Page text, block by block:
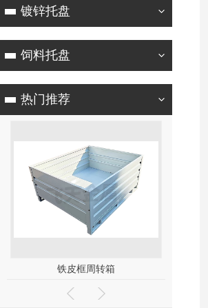
镀锌托盘
饲料托盘
热门推荐
加长款钢托盘